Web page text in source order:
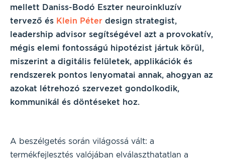
mellett Daniss-Bodó Eszter neuroinkluzív
tervező és Klein Péter design strategist,
leadership advisor segítségével azt a provokatív,
mégis elemi fontosságú hipotézist jártuk körül,
miszerint a digitális felületek, applikációk és
rendszerek pontos lenyomatai annak, ahogyan az
azokat létrehozó szervezet gondolkodik,
kommunikál és döntéseket hoz.
A beszélgetés során világossá vált: a
termékfejlesztés valójában elválaszthatatlan a